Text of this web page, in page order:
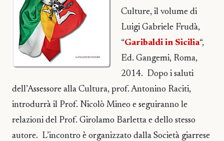
Culture, il volume di
Luigi Gabriele Frudà,
“Garibaldi in Sicilia“,
Ed. Gangemi, Roma,
2014. Dopo i saluti
dell’Assessore alla Cultura, prof. Antonino Raciti,
introdurrà il Prof. Nicolò Mineo e seguiranno le
relazioni del Prof. Girolamo Barletta e dello stesso
autore. L’incontro è organizzato dalla Società giarrese